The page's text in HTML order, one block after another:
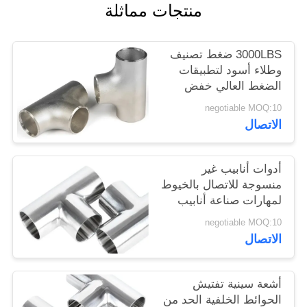
خريطة
الموقع
PRIVACY
POLICY
منتجات مماثلة
3000LBS ضغط تصنيف
وطلاء أسود لتطبيقات
الضغط العالي خفض
متساوية Tee
negotiable MOQ:10
الاتصال
أدوات أنابيب غير
منسوجة للاتصال بالخيوط
لمهارات صناعة أنابيب
النحاس
negotiable MOQ:10
الاتصال
أشعة سينية تفتيش
الحوائط الخلفية الحد من